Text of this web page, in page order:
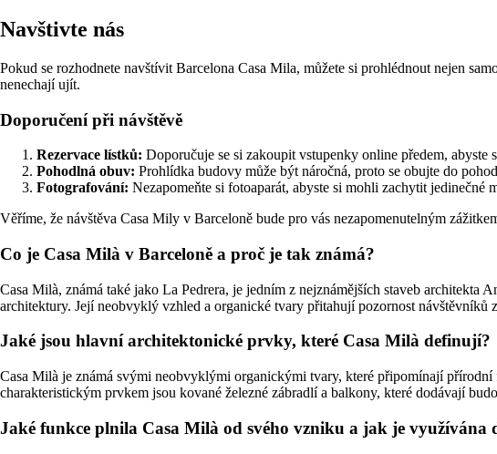
Navštivte nás
Pokud se rozhodnete navštívit Barcelona Casa Mila, můžete si prohlédnout nejen
nenechají ujít.
Doporučení při návštěvě
Rezervace lístků: Doporučuje se si zakoupit vstupenky online předem, abyste
Pohodlná obuv: Prohlídka budovy může být náročná, proto se obujte do
Fotografování: Nezapomeňte si fotoaparát, abyste si mohli zachytit jedinečné
Věříme, že návštěva Casa Mily v Barceloně bude pro vás nezapomenutelným
Co je Casa Milà v Barceloně a proč je tak známá?
Casa Milà, známá také jako La Pedrera, je jedním z nejznámějších staveb
architektury. Její neobvyklý vzhled a organické tvary přitahují pozornost návštěvníků
Jaké jsou hlavní architektonické prvky, které Casa Milà definují?
Casa Milà je známá svými neobvyklými organickými tvary, které připomínají
charakteristickým prvkem jsou kované železné zábradlí a balkony, které dodávají
Jaké funkce plnila Casa Milà od svého vzniku a jak je využívána